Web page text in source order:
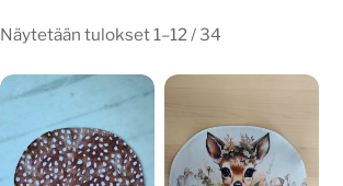
Näytetään tulokset 1–12 / 34